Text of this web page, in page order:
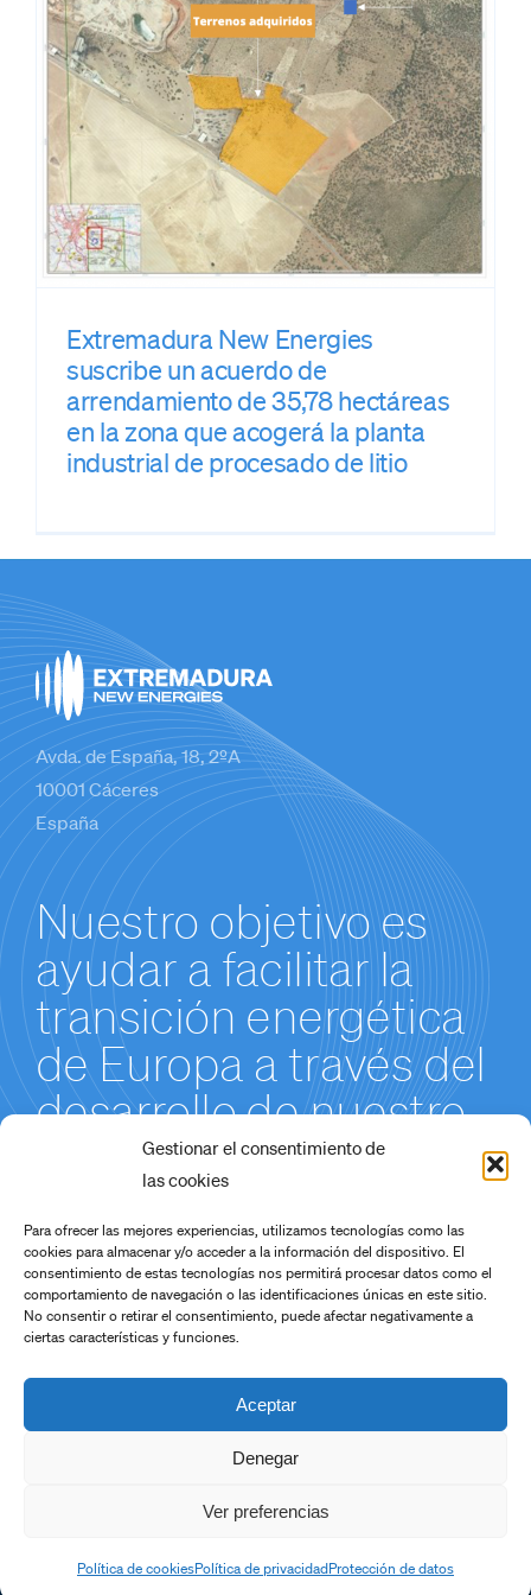
Gestionar el consentimiento de
las cookies
Para ofrecer las mejores experiencias, utilizamos tecnologías como las
cookies para almacenar y/o acceder a la información del dispositivo. El
consentimiento de estas tecnologías nos permitirá procesar datos como el
comportamiento de navegación o las identificaciones únicas en este sitio.
No consentir o retirar el consentimiento, puede afectar negativamente a
ciertas características y funciones.
Aceptar
Denegar
Ver preferencias
Política de cookiesPolítica de privacidadProtección de datos
Extremadura New Energies
suscribe un acuerdo de
arrendamiento de 35,78 hectáreas
en la zona que acogerá la planta
industrial de procesado de litio
Avda. de España, 18, 2ºA
10001 Cáceres
España
Nuestro objetivo es
ayudar a facilitar la
transición energética
de Europa a través del
desarrollo de nuestro
Proyecto de
Hidróxido de Litio en
Cáceres.